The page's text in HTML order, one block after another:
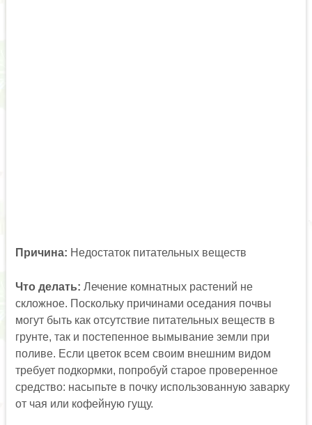
Причина: Недостаток питательных веществ
Что делать: Лечение комнатных растений не
скложное. Поскольку причинами оседания почвы
могут быть как отсутствие питательных веществ в
грунте, так и постепенное вымывание земли при
поливе. Если цветок всем своим внешним видом
требует подкормки, попробуй старое проверенное
средство: насыпьте в почку использованную заварку
от чая или кофейную гущу.